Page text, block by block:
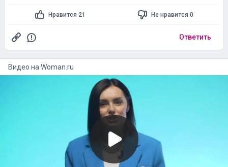
Нравится 21 Не нравится 0
Ответить
Видео на woman.ru